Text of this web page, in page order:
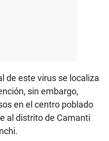
de este virus se localiza
sin embargo,
en el centro poblado
al distrito de Camanti